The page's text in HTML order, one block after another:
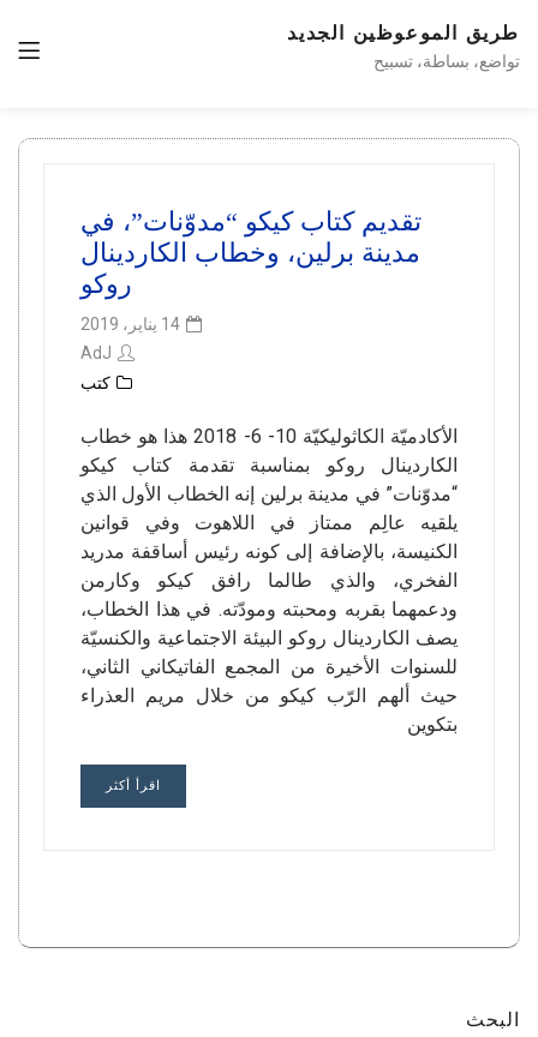
طريق الموعوظين الجديد
تواضع، بساطة، تسبيح
تقديم كتاب كيكو “مدوّنات”، في
مدينة برلين، وخطاب الكاردينال
روكو
14 يناير، 2019
AdJ
كتب
الأكادميّة الكاثوليكيّة 10- 6- 2018 هذا هو خطاب
الكاردينال روكو بمناسبة تقدمة كتاب كيكو
“مدوّنات” في مدينة برلين إنه الخطاب الأول الذي
يلقيه عالِم ممتاز في اللاهوت وفي قوانين
الكنيسة، بالإضافة إلى كونه رئيس أساقفة مدريد
الفخري، والذي طالما رافق كيكو وكارمن
ودعمهما بقربه ومحبته ومودّته. في هذا الخطاب،
يصف الكاردينال روكو البيئة الاجتماعية والكنسيّة
للسنوات الأخيرة من المجمع الفاتيكاني الثاني،
حيث ألهم الرّب كيكو من خلال مريم العذراء
بتكوين
اقرأ أكثر
البحث